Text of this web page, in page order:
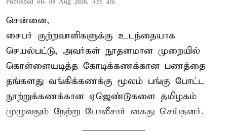
Published on: 08 Aug 2026, 3:55 am
சென்னை,
சைபர் குற்றவாளிகளுக்கு உடந்தையாக
செயல்பட்டு, அவர்கள் நூதனமான முறையில்
கொள்ளையடித்த கோடிக்கணக்கான பணத்தை
தங்களது வங்கிக்கணக்கு மூலம் பங்கு போட்ட
நூற்றுக்கணக்கான ஏஜெண்டுகளை தமிழகம்
முழுவதும் நேற்று போலீசார் கைது செய்தனர்.